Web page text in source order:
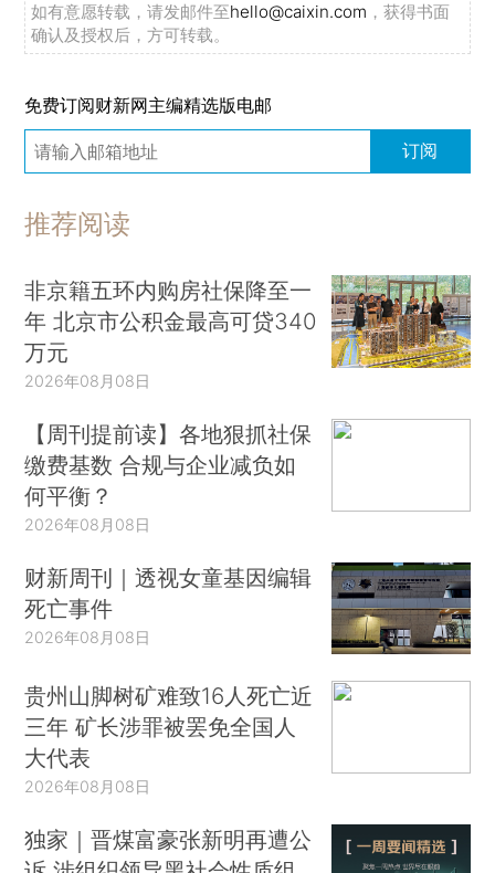
如有意愿转载，请发邮件至hello@caixin.com ，获得书面
确认及授权后，方可转载。
免费订阅财新网主编精选版电邮
订阅
推荐阅读
非京籍五环内购房社保降至一
年 北京市公积金最高可贷340
万元
2026年08月08日
【周刊提前读】各地狠抓社保
缴费基数 合规与企业减负如
何平衡？
2026年08月08日
财新周刊｜透视女童基因编辑
死亡事件
2026年08月08日
贵州山脚树矿难致16人死亡近
三年 矿长涉罪被罢免全国人
大代表
2026年08月08日
独家｜晋煤富豪张新明再遭公